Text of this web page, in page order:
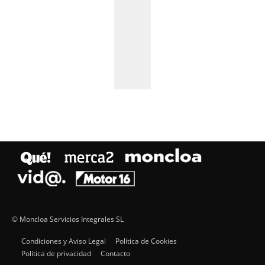
© Moncloa Servicios Integrales SL
Condiciones y Aviso Legal
Política de Cookies
Política de privacidad
Contacto